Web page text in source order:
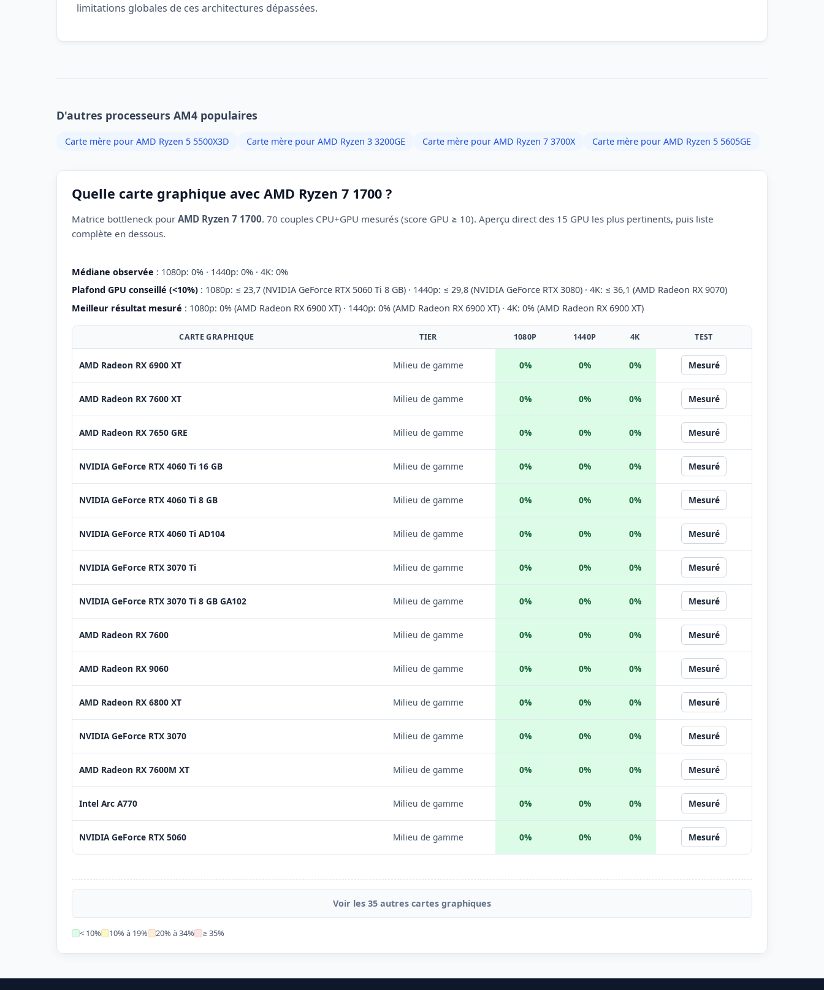
limitations globales de ces architectures dépassées.
D'autres processeurs AM4 populaires
Carte mère pour AMD Ryzen 5 5500X3D Carte mère pour AMD Ryzen 3 3200GE Carte mère pour AMD Ryzen 7 3700X Carte mère pour AMD Ryzen 5 5605GE
Quelle carte graphique avec AMD Ryzen 7 1700 ?
Matrice bottleneck pour AMD Ryzen 7 1700. 70 couples CPU+GPU mesurés (score GPU ≥ 10). Aperçu direct des 15 GPU les plus pertinents, puis liste
complète en dessous.
Médiane observée : 1080p: 0% · 1440p: 0% · 4K: 0%
Plafond GPU conseillé (<10%) : 1080p: ≤ 23,7 (NVIDIA GeForce RTX 5060 Ti 8 GB) · 1440p: ≤ 29,8 (NVIDIA GeForce RTX 3080) · 4K: ≤ 36,1 (AMD Radeon RX 9070)
Meilleur résultat mesuré : 1080p: 0% (AMD Radeon RX 6900 XT) · 1440p: 0% (AMD Radeon RX 6900 XT) · 4K: 0% (AMD Radeon RX 6900 XT)
CARTE GRAPHIQUE TIER 1080P 1440P 4K TEST
AMD Radeon RX 6900 XT Milieu de gamme 0% 0% 0% Mesuré
AMD Radeon RX 7600 XT Milieu de gamme 0% 0% 0% Mesuré
AMD Radeon RX 7650 GRE Milieu de gamme 0% 0% 0% Mesuré
NVIDIA GeForce RTX 4060 Ti 16 GB Milieu de gamme 0% 0% 0% Mesuré
NVIDIA GeForce RTX 4060 Ti 8 GB Milieu de gamme 0% 0% 0% Mesuré
NVIDIA GeForce RTX 4060 Ti AD104 Milieu de gamme 0% 0% 0% Mesuré
NVIDIA GeForce RTX 3070 Ti Milieu de gamme 0% 0% 0% Mesuré
NVIDIA GeForce RTX 3070 Ti 8 GB GA102 Milieu de gamme 0% 0% 0% Mesuré
AMD Radeon RX 7600 Milieu de gamme 0% 0% 0% Mesuré
AMD Radeon RX 9060 Milieu de gamme 0% 0% 0% Mesuré
AMD Radeon RX 6800 XT Milieu de gamme 0% 0% 0% Mesuré
NVIDIA GeForce RTX 3070 Milieu de gamme 0% 0% 0% Mesuré
AMD Radeon RX 7600M XT Milieu de gamme 0% 0% 0% Mesuré
Intel Arc A770 Milieu de gamme 0% 0% 0% Mesuré
NVIDIA GeForce RTX 5060 Milieu de gamme 0% 0% 0% Mesuré
Voir les 35 autres cartes graphiques
< 10% 10% à 19% 20% à 34% ≥ 35%